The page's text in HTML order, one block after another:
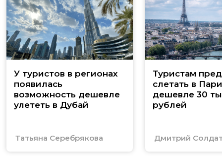
У туристов в регионах
появилась
возможность дешевле
улететь в Дубай
Татьяна Серебрякова
Туристам
слетать в
дешевле 30
рублей
Дмитрий